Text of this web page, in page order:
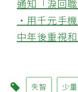
通知「淚回
‧用千元手
中年後重視
失智 少